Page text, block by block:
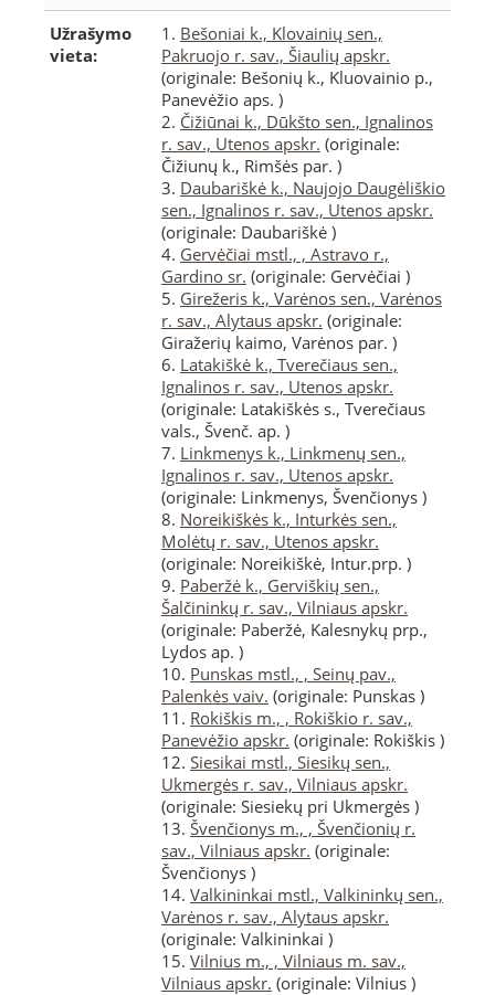
Užrašymo
vieta:
1. Bešoniai k., Klovainių sen.,
Pakruojo r. sav., Šiaulių apskr.
(originale: Bešonių k., Kluovainio p.,
Panevėžio aps. )
2. Čižiūnai k., Dūkšto sen., Ignalinos
r. sav., Utenos apskr. (originale:
Čižiunų k., Rimšės par. )
3. Daubariškė k., Naujojo Daugėliškio
sen., Ignalinos r. sav., Utenos apskr.
(originale: Daubariškė )
4. Gervėčiai mstl., , Astravo r.,
Gardino sr. (originale: Gervėčiai )
5. Girežeris k., Varėnos sen., Varėnos
r. sav., Alytaus apskr. (originale:
Giražerių kaimo, Varėnos par. )
6. Latakiškė k., Tverečiaus sen.,
Ignalinos r. sav., Utenos apskr.
(originale: Latakiškės s., Tverečiaus
vals., Švenč. ap. )
7. Linkmenys k., Linkmenų sen.,
Ignalinos r. sav., Utenos apskr.
(originale: Linkmenys, Švenčionys )
8. Noreikiškės k., Inturkės sen.,
Molėtų r. sav., Utenos apskr.
(originale: Noreikiškė, Intur.prp. )
9. Paberžė k., Gerviškių sen.,
Šalčininkų r. sav., Vilniaus apskr.
(originale: Paberžė, Kalesnykų prp.,
Lydos ap. )
10. Punskas mstl., , Seinų pav.,
Palenkės vaiv. (originale: Punskas )
11. Rokiškis m., , Rokiškio r. sav.,
Panevėžio apskr. (originale: Rokiškis )
12. Siesikai mstl., Siesikų sen.,
Ukmergės r. sav., Vilniaus apskr.
(originale: Siesiekų pri Ukmergės )
13. Švenčionys m., , Švenčionių r.
sav., Vilniaus apskr. (originale:
Švenčionys )
14. Valkininkai mstl., Valkininkų sen.,
Varėnos r. sav., Alytaus apskr.
(originale: Valkininkai )
15. Vilnius m., , Vilniaus m. sav.,
Vilniaus apskr. (originale: Vilnius )